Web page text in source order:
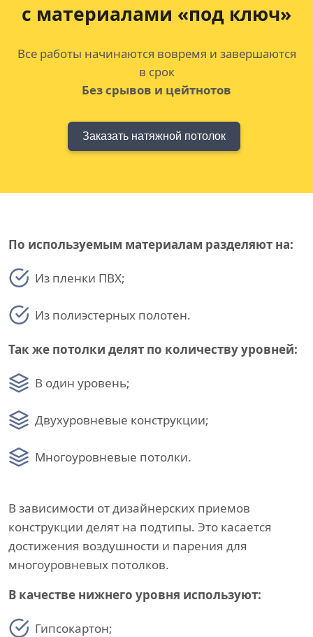
с материалами «под ключ»
Все работы начинаются вовремя и завершаются
в срок
Без срывов и цейтнотов
Заказать натяжной потолок
По используемым материалам разделяют на:
Из пленки ПВХ;
Из полиэстерных полотен.
Так же потолки делят по количеству уровней:
В один уровень;
Двухуровневые конструкции;
Многоуровневые потолки.
В зависимости от дизайнерских приемов
конструкции делят на подтипы. Это касается
достижения воздушности и парения для
многоуровневых потолков.
В качестве нижнего уровня используют:
Гипсокартон;